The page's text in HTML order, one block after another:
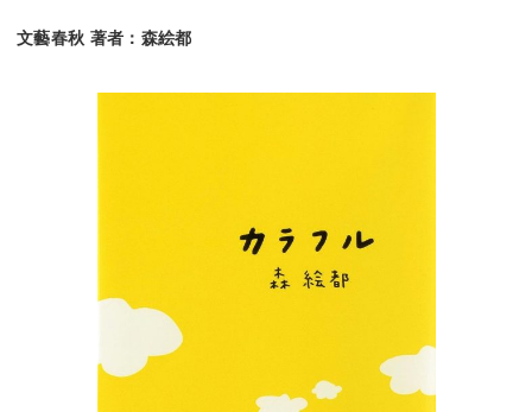
文藝春秋 著者：森絵都